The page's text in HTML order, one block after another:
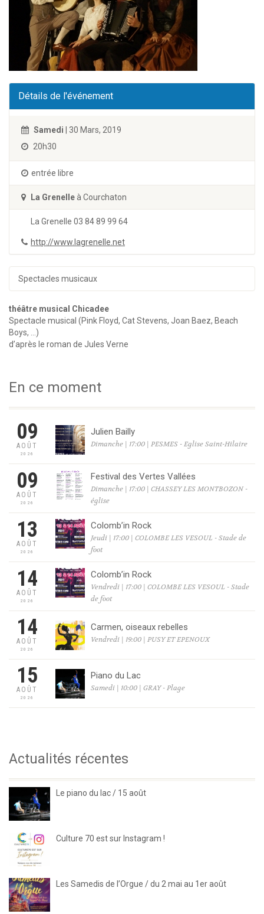
Détails de l'événement
Samedi | 30 Mars, 2019
20h30
entrée libre
La Grenelleà Courchaton
La Grenelle 03 84 89 99 64
http://www.lagrenelle.net
Spectacles musicaux
théâtre musical Chicadee
Spectacle musical (Pink Floyd, Cat Stevens, Joan Baez, Beach
Boys, …)
d’après le roman de Jules Verne
En ce moment
09
AOÛT
2026
Julien Bailly
Dimanche | 17:00 | PESMES - Eglise Saint-Hilaire
09
AOÛT
2026
Festival des Vertes Vallées
Dimanche | 17:00 | CHASSEY LES MONTBOZON -
église
13
AOÛT
2026
Colomb’in Rock
Jeudi | 17:00 | COLOMBE LES VESOUL - Stade de
foot
14
AOÛT
2026
Colomb’in Rock
Vendredi | 17:00 | COLOMBE LES VESOUL - Stade
de foot
14
AOÛT
2026
Carmen, oiseaux rebelles
Vendredi | 19:00 | PUSY ET EPENOUX
15
AOÛT
2026
Piano du Lac
Samedi | 10:00 | GRAY - Plage
Actualités récentes
Le piano du lac / 15 août
Culture 70 est sur Instagram !
Les Samedis de l’Orgue / du 2 mai au 1er août